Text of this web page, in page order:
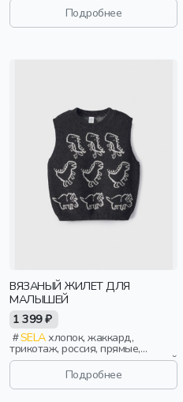
Подробнее
ВЯЗАНЫЙ ЖИЛЕТ ДЛЯ
МАЛЫШЕЙ
1 399 ₽
SELAхлопок, жаккард,
трикотаж, россия, прямые,
резинка, вязаные, вырез, круглый
вырез, малыши, дети
Подробнее